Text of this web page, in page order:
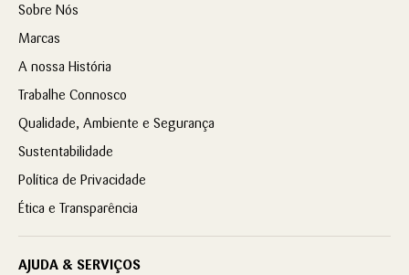
Sobre Nós
Marcas
A nossa História
Trabalhe Connosco
Qualidade, Ambiente e Segurança
Sustentabilidade
Política de Privacidade
Ética e Transparência
AJUDA & SERVIÇOS